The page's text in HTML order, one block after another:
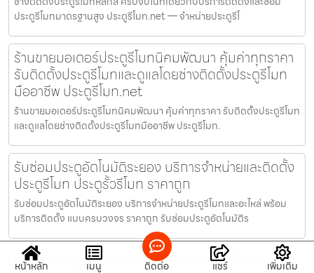
ประตูรีโมทมาตรฐานสูง ประตูรีโมท.net — จำหน่ายประตูรีโ
ร้านขายมอเตอร์ประตูรีโมทนิคมพัฒนา คุ้มค่าทุกราคา
รับติดตั้งประตูรีโมทและดูแลโดยช่างติดตั้งประตูรีโมท
มืออาชีพ ประตูรีโมท.net
ร้านขายมอเตอร์ประตูรีโมทนิคมพัฒนา คุ้มค่าทุกราคา รับติดตั้งประตูรีโมท
และดูแลโดยช่างติดตั้งประตูรีโมทมืออาชีพ ประตูรีโมท.
รับซ่อมประตูอัตโนมัติระยอง บริการจำหน่ายและติดตั้ง
ประตูรีโมท ประตูรั้วรีโมท ราคาถูก
รับซ่อมประตูอัตโนมัติระยอง บริการจำหน่ายประตูรีโมทและอะไหล่ พร้อม
บริการติดตั้ง แบบครบวงจร ราคาถูก รับซ่อมประตูอัตโนมัติร
รับซ่อมประตูรีโมทหนองแขม อุ่นใจทุกการใช้งานด้วย
หน้าหลัก เมนู ติดต่อ แชร์ เพิ่มเติม